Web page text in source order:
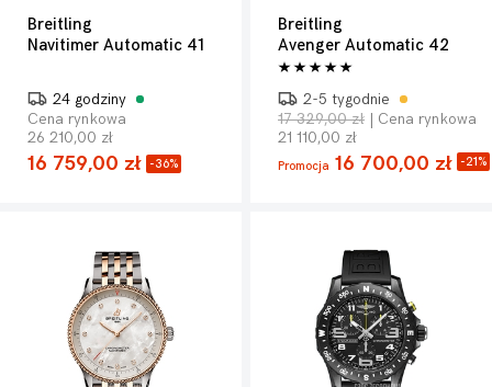
Breitling
Navitimer Automatic 41
24 godziny
Cena rynkowa
26 210,00 zł
16 759,00 zł -36%
Breitling
Avenger Automatic 42
2-5 tygodnie
17 329,00 zł | Cena rynkowa
21 110,00 zł
Promocja 16 700,00 zł -21%